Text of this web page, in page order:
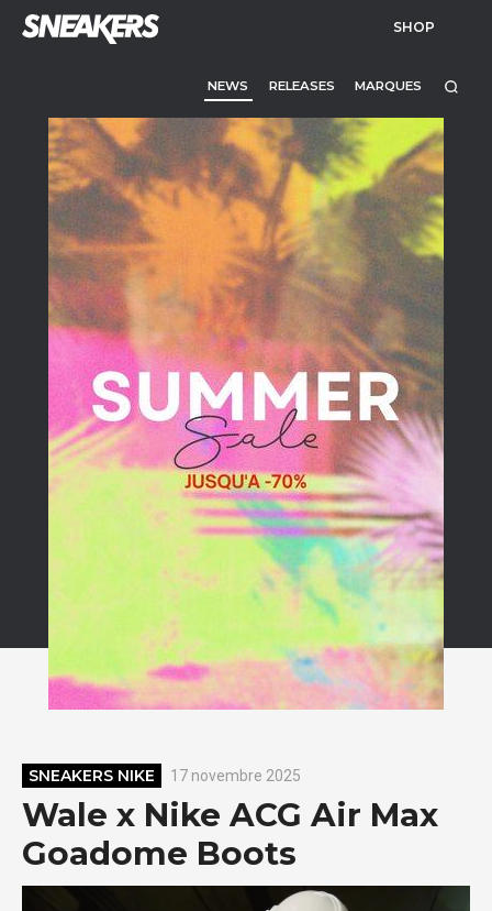
SHOP
NEWS RELEASES MARQUES
SNEAKERS NIKE 17 novembre 2025
Wale x Nike ACG Air Max
Goadome Boots